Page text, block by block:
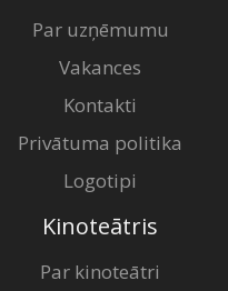
Par uzņēmumu
Vakances
Kontakti
Privātuma politika
Logotipi
Kinoteātris
Par kinoteātri